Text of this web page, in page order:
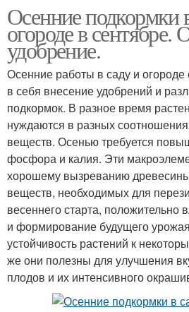
Осенние подкормки
огороде в сентябре.
удобрение.
Осенние работы в саду и
в себя внесение удобрений и
подкормок. В разное время
нуждаются в разных
веществ. Осенью требуется
фосфора и калия. Эти
хорошему вызреванию
веществ, необходимых для
весеннего старта, положительно
и формирование будущего
устойчивость растений к
же они полезны для улучшения
плодов и их интенсивного